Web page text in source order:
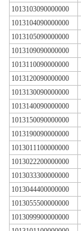
1013103090000000
1013104090000000
1013105090000000
1013109090000000
1013110090000000
1013120090000000
1013130090000000
1013140090000000
1013150090000000
1013190090000000
1013011100000000
1013022200000000
1013033300000000
1013044400000000
1013055500000000
1013099900000000